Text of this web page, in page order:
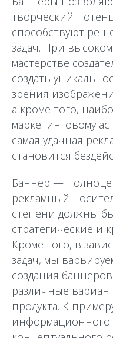
творческий
способствуют
задач. При
мастерстве
создать
зрения
а кроме того,
маркетинговому
самая удачная
становится
Баннер —
рекламный
степени должны
стратегические и
Кроме того, в
задач, мы
создания
различные
продукта. К
информационного